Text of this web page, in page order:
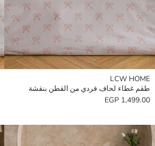
LCW HOME
طقم غطاء لحاف فردي من القطن بنقشة
1,499.00 EGP